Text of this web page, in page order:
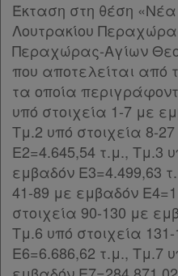
Έκταση στη θέση
Λουτρακίου
Περαχώρας-Αγίων
που αποτελείται από
τα οποία
υπό στοιχεία 1-7 με
Τμ.2 υπό στοιχεία 8-
Ε2=4.645,54 τ.μ., Τμ.3
εμβαδόν Ε3=4.499,63
41-89 με εμβαδόν
στοιχεία 90-130 με
Τμ.6 υπό στοιχεία
Ε6=6.686,62 τ.μ., Τμ.7